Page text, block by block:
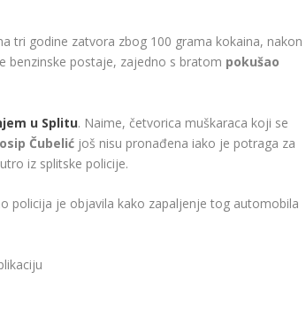
tri godine zatvora zbog 100 grama kokaina, nakon
benzinske postaje, zajedno s bratom pokušao
u Splitu. Naime, četvorica muškaraca koji se
Čubelić još nisu pronađena iako je potraga za
iz splitske policije.
policija je objavila kako zapaljenje tog automobila